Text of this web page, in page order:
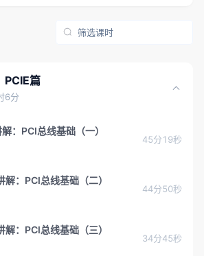
PCIE篇
6分
：PCI总线基础（一）
45分19秒
：PCI总线基础（二）
44分50秒
：PCI总线基础（三）
34分45秒